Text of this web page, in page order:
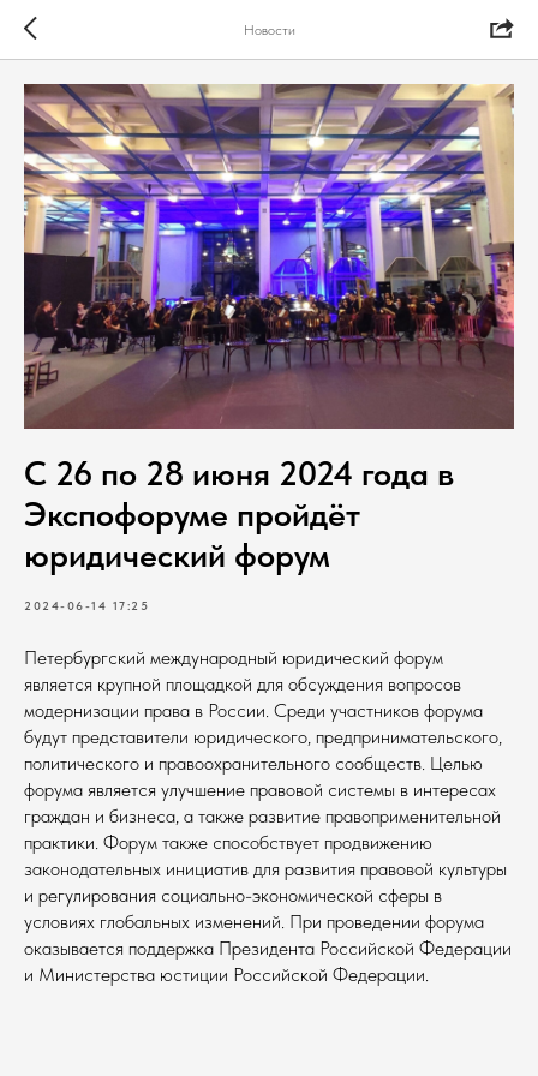
Новости
С 26 по 28 июня 2024 года в
Экспофоруме пройдёт
юридический форум
2024-06-14 17:25
Петербургский международный юридический форум
является крупной площадкой для обсуждения вопросов
модернизации права в России. Среди участников форума
будут представители юридического, предпринимательского,
политического и правоохранительного сообществ. Целью
форума является улучшение правовой системы в интересах
граждан и бизнеса, а также развитие правоприменительной
практики. Форум также способствует продвижению
законодательных инициатив для развития правовой культуры
и регулирования социально-экономической сферы в
условиях глобальных изменений. При проведении форума
оказывается поддержка Президента Российской Федерации
и Министерства юстиции Российской Федерации.